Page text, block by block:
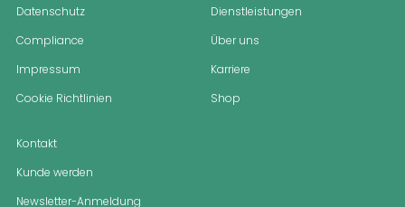
Datenschutz
Compliance
Impressum
Cookie Richtlinien
Dienstleistungen
Über uns
Karriere
Shop
Kontakt
Kunde werden
Newsletter-Anmeldung